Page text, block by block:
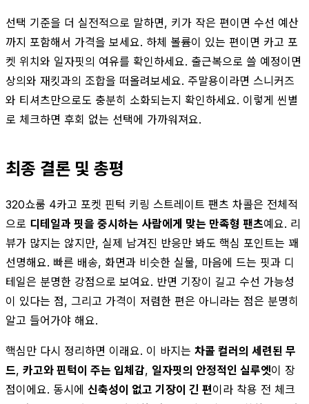
선택 기준을 더 실전적으로 말하면, 키가 작은 편이면 수선 예산
까지 포함해서 가격을 보세요. 하체 볼륨이 있는 편이면 카고 포
켓 위치와 일자핏의 여유를 확인하세요. 출근복으로 쓸 예정이면
상의와 재킷과의 조합을 떠올려보세요. 주말용이라면 스니커즈
와 티셔츠만으로도 충분히 소화되는지 확인하세요. 이렇게 씬별
로 체크하면 후회 없는 선택에 가까워져요.
최종 결론 및 총평
320쇼룸 4카고 포켓 핀턱 키링 스트레이트 팬츠 차콜은 전체적
으로 디테일과 핏을 중시하는 사람에게 맞는 만족형 팬츠예요. 리
뷰가 많지는 않지만, 실제 남겨진 반응만 봐도 핵심 포인트는 꽤
선명해요. 빠른 배송, 화면과 비슷한 실물, 마음에 드는 핏과 디
테일은 분명한 강점으로 보여요. 반면 기장이 길고 수선 가능성
이 있다는 점, 그리고 가격이 저렴한 편은 아니라는 점은 분명히
알고 들어가야 해요.
핵심만 다시 정리하면 이래요. 이 바지는 차콜 컬러의 세련된 무
드, 카고와 핀턱이 주는 입체감, 일자핏의 안정적인 실루엣이 장
점이에요. 동시에 신축성이 없고 기장이 긴 편이라 착용 전 체크